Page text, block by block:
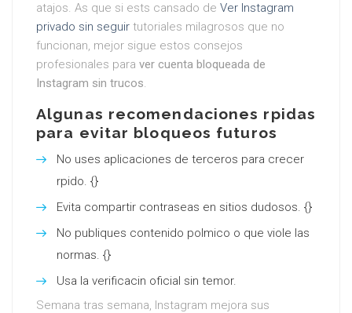
atajos. As que si ests cansado de Ver Instagram
privado sin seguir tutoriales milagrosos que no
funcionan, mejor sigue estos consejos
profesionales para ver cuenta bloqueada de
Instagram sin trucos.
Algunas recomendaciones rpidas
para evitar bloqueos futuros
No uses aplicaciones de terceros para crecer
rpido. {}
Evita compartir contraseas en sitios dudosos. {}
No publiques contenido polmico o que viole las
normas. {}
Usa la verificacin oficial sin temor.
Semana tras semana, Instagram mejora sus